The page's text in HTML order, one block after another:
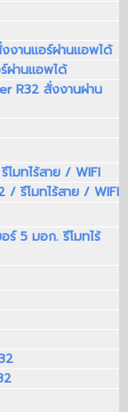
งานแอร์ผ่านแอพได้
ผ่านแอพได้
R32 สั่งงานผ่าน
มทไร้สาย / WIFI
/ รีโมทไร้สาย / WIFI
ร์ 5 มอก. รีโมทไร้